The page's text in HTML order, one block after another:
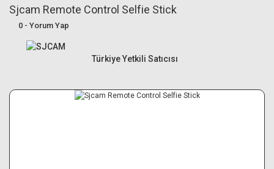
Canon R6 Mark III Bundle Setler
Sjcam Remote Control Selfie Stick
0 - Yorum Yap
Türkiye Yetkili Satıcısı